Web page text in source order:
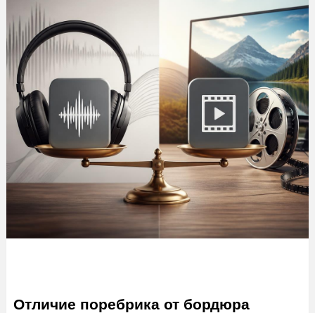
Отличие поребрика от бордюра